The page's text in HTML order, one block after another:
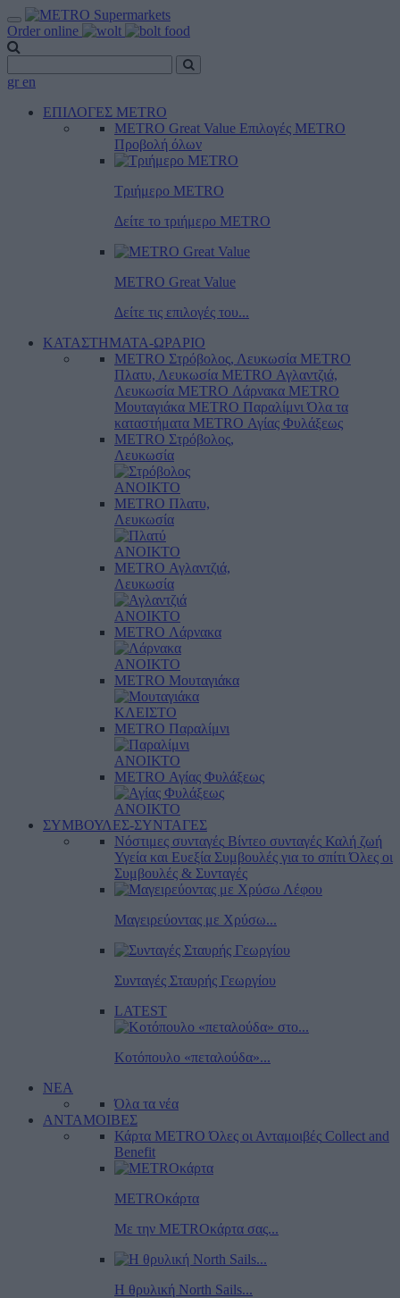
Order online
gr en
ΕΠΙΛΟΓΕΣ METRO
METRO Great Value Επιλογές METRO
Προβολή όλων
Τριήμερο METRO
Δείτε το τριήμερο ΜΕTRO
METRO Great Value
Δείτε τις επιλογές του...
ΚΑΤΑΣΤΗΜΑΤΑ-ΩΡΑΡΙΟ
METRO Στρόβολος, Λευκωσία METRO
Πλατυ, Λευκωσία METRO Αγλαντζιά,
Λευκωσία METRO Λάρνακα METRO
Μουταγιάκα METRO Παραλίμνι Όλα τα
καταστήματα METRO Αγίας Φυλάξεως
METRO Στρόβολος,
Λευκωσία
ΑΝΟΙΚΤΟ
METRO Πλατυ,
Λευκωσία
ΑΝΟΙΚΤΟ
METRO Αγλαντζιά,
Λευκωσία
ΑΝΟΙΚΤΟ
METRO Λάρνακα
ΑΝΟΙΚΤΟ
METRO Μουταγιάκα
ΚΛΕΙΣΤΟ
METRO Παραλίμνι
ΑΝΟΙΚΤΟ
METRO Αγίας Φυλάξεως
ΑΝΟΙΚΤΟ
ΣΥΜΒΟΥΛΕΣ-ΣΥΝΤΑΓΕΣ
Νόστιμες συνταγές Βίντεο συνταγές Καλή ζωή
Υγεία και Ευεξία Συμβουλές για το σπίτι Όλες οι
Συμβουλές & Συνταγές
Μαγειρεύοντας με Χρύσω...
Συνταγές Σταυρής Γεωργίου
LATEST
Κοτόπουλο «πεταλούδα»...
ΝΕΑ
Όλα τα νέα
ΑΝΤΑΜΟΙΒΕΣ
Κάρτα METRO Όλες οι Ανταμοιβές Collect and
Benefit
METROκάρτα
Με την METROκάρτα σας...
Η θρυλική North Sails...